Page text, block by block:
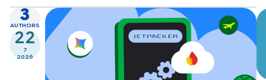
3
AUTHORS
22
7
2026